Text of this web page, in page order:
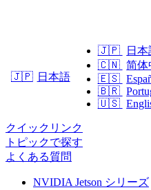
🇯🇵 日本語
🇯🇵 日本
🇨🇳 简体
🇪🇸
🇧🇷
🇺🇸
クイックリンク
トピックで探す
よくある質問
NVIDIA Jetson シリーズ